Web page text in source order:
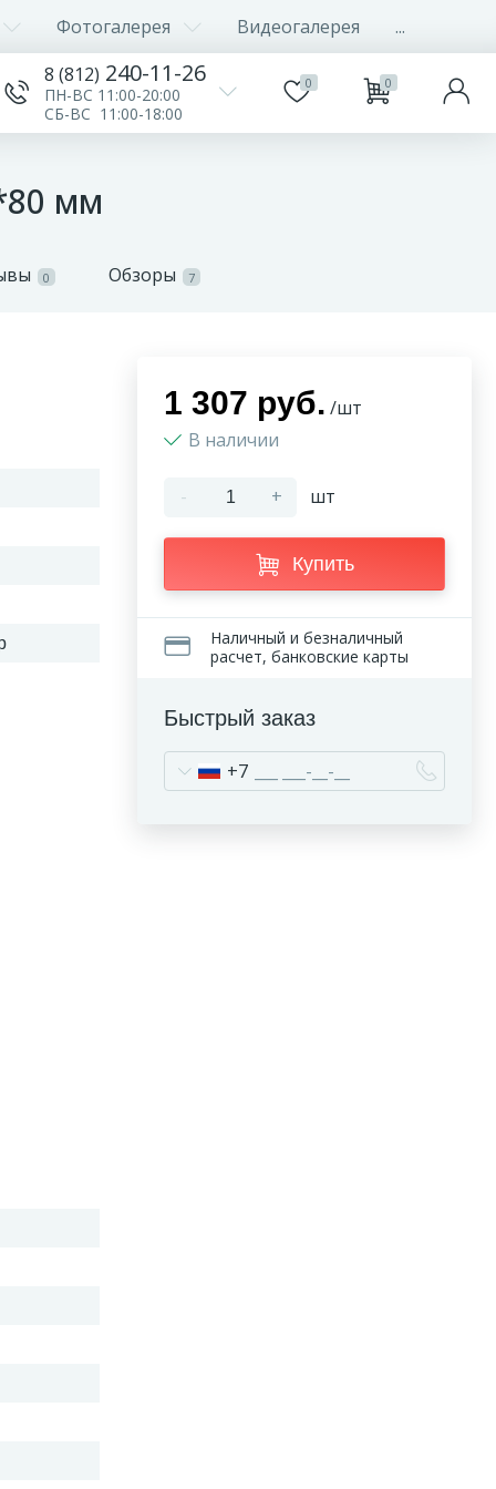
Фотогалерея Видеогалерея ...
8 (812) 240-11-26
ПН-ВС 11:00-20:00
СБ-ВС 11:00-18:00
0 0
мм
0 Обзоры 7
1 307 руб. /шт
В наличии
- + шт
Купить
Наличный и безналичный
расчет, банковские карты
Быстрый заказ
+7